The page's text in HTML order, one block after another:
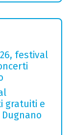
festival
gratuiti e